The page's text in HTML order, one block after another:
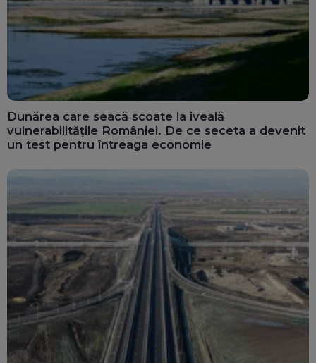
Dunărea care seacă scoate la iveală
vulnerabilitățile României. De ce seceta a devenit
un test pentru întreaga economie